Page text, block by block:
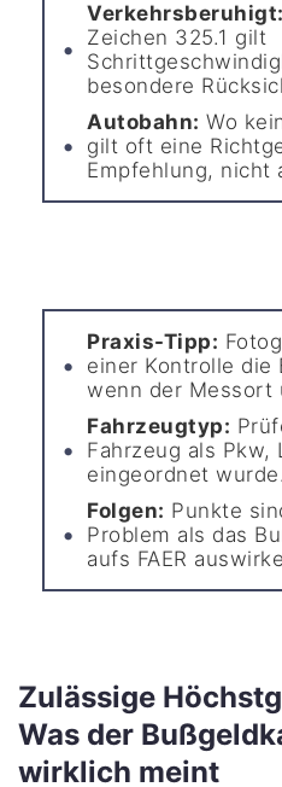
Verkehrsberuhigt:
Zeichen 325.1 gilt
besondere
Autobahn: Wo
gilt oft eine
Empfehlung, nicht
Praxis-Tipp:
einer Kontrolle die
wenn der Messort
Fahrzeugtyp:
Fahrzeug als Pkw,
eingeordnet wurde.
Folgen: Punkte
Problem als das
aufs FAER
Zulässige
Was der
wirklich meint